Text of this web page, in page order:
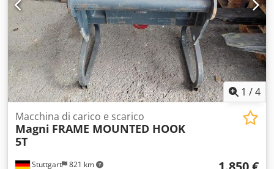
1 /4
Stuttgart 821 km
Macchina di carico e scarico
Magni FRAME MOUNTED HOOK
5T